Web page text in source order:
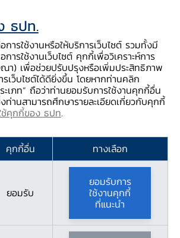
นวัตกรรมภาคการเงิน สตางค์ Story
ช่วยเหลือ / ร้องเรียน EN
”
จัดงาน
ยืน”
ธปท.
ารใช้งานหรือให้บริการเว็บไซต์ รวมทั้งมี
รใช้งานเว็บไซต์ คุกกี้เพื่อวิเคราะห์การ
ณา) เพื่อช่วยปรับปรุงหรือเพิ่มประสิทธิภาพ
รเว็บไซต์ได้ดียิ่งขึ้น โดยหากท่านคลิก
เภท” ถือว่าท่านยอมรับการใช้งานคุกกี้อื่น
านสามารถศึกษารายละเอียดเกี่ยวกับคุกกี้
ช้คุกกี้ของ ธปท.
คุกกี้อื่น ทางเลือก
ยอมรับ
ยอมรับการ
ใช้งานคุกกี้
ที่แนะนำ